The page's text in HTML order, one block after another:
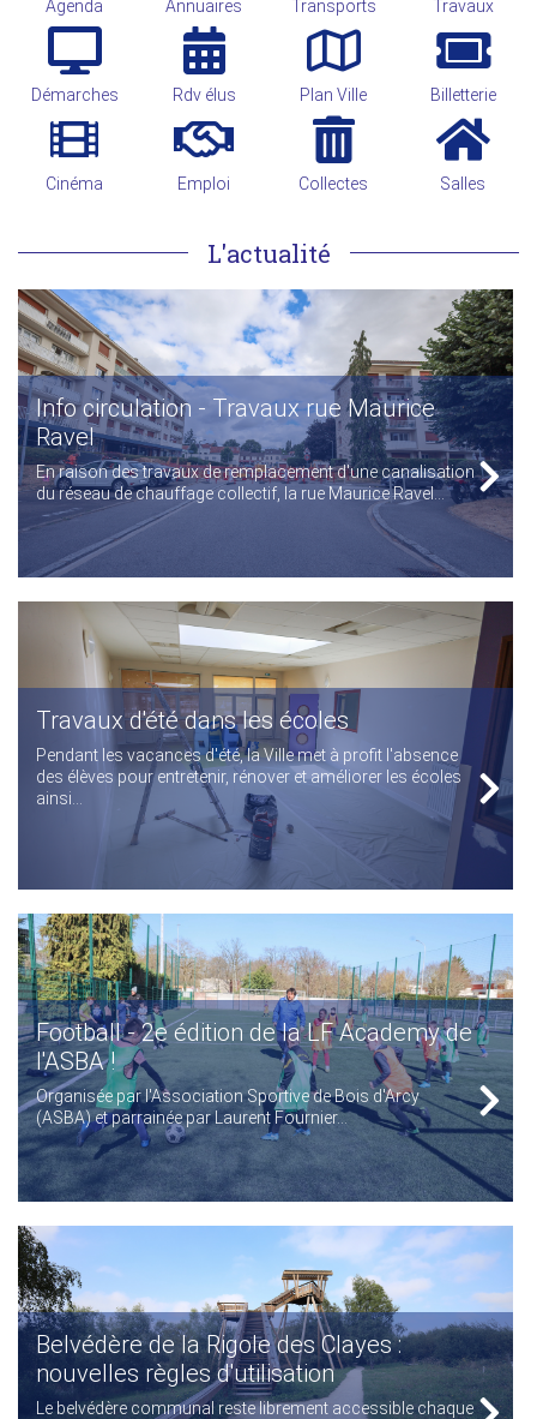
Agenda Annuaires Transports Travaux
Démarches Rdv élus Plan Ville Billetterie
Cinéma Emploi Collectes Salles
L'actualité
Info circulation - Travaux rue Maurice
Ravel
En raison des travaux de remplacement d'une canalisation
du réseau de chauffage collectif, la rue Maurice Ravel...
Travaux d'été dans les écoles
Pendant les vacances d'été, la Ville met à profit l'absence
des élèves pour entretenir, rénover et améliorer les écoles
ainsi...
Football - 2e édition de la LF Academy de
l'ASBA !
Organisée par l'Association Sportive de Bois d'Arcy
(ASBA) et parrainée par Laurent Fournier...
Belvédère de la Rigole des Clayes :
nouvelles règles d'utilisation
Le belvédère communal reste librement accessible chaque